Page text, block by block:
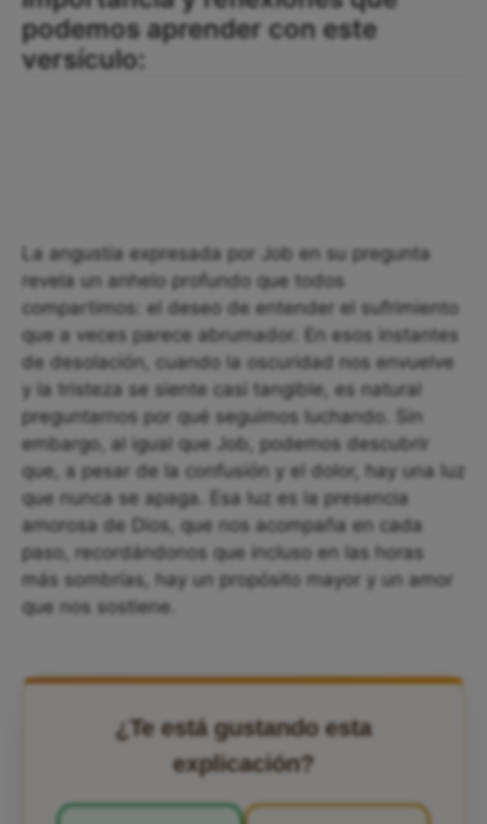
podemos aprender con este
versículo:
La angustia expresada por Job en su pregunta
revela un anhelo profundo que todos
compartimos: el deseo de entender el sufrimiento
que a veces parece abrumador. En esos instantes
de desolación, cuando la oscuridad nos envuelve
y la tristeza se siente casi tangible, es natural
preguntarnos por qué seguimos luchando. Sin
embargo, al igual que Job, podemos descubrir
que, a pesar de la confusión y el dolor, hay una luz
que nunca se apaga. Esa luz es la presencia
amorosa de Dios, que nos acompaña en cada
paso, recordándonos que incluso en las horas
más sombrías, hay un propósito mayor y un amor
que nos sostiene.
¿Te está gustando esta
explicación?